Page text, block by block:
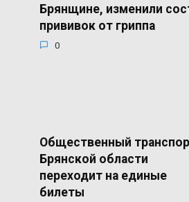
Брянщине, изменили
прививок от гриппа
0
Общественный
Брянской области
переходит на единые
билеты